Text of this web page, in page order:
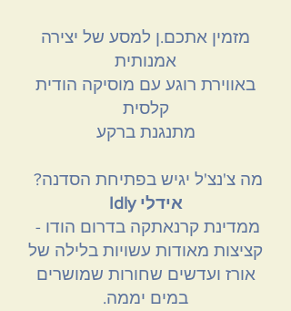
מזמין אתכם.ן למסע של יצירה
אמנותית
באווירת רוגע עם מוסיקה הודית
קלסית
מתנגנת ברקע
?מה צ'נצ'ל יגיש בפתיחת הסדנה
אידלי Idly
ממדינת קרנאתקה בדרום הודו -
קציצות מאודות עשויות בלילה של
אורז ועדשים שחורות שמושרים
במים יממה.